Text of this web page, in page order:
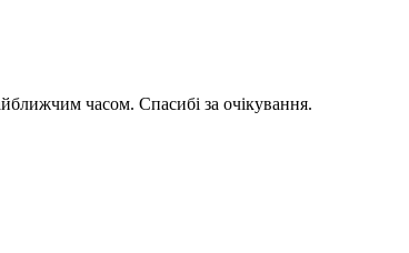
часом. Спасибі за очікування.